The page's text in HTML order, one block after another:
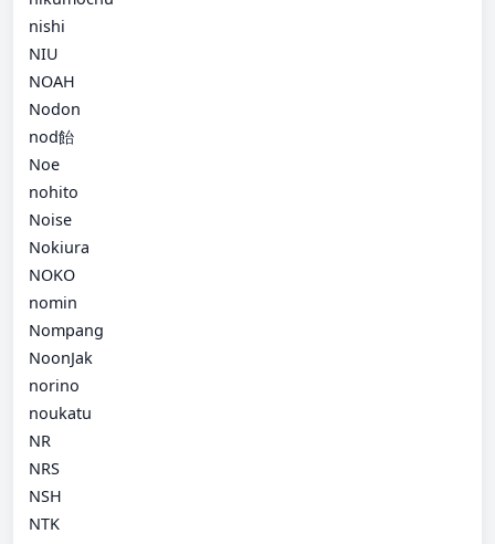
nishi
NIU
NOAH
Nodon
nod飴
Noe
nohito
Noise
Nokiura
NOKO
nomin
Nompang
NoonJak
norino
noukatu
NR
NRS
NSH
NTK